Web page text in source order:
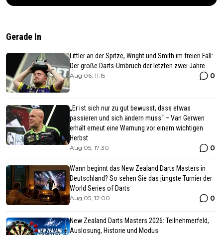
Gerade In
Littler an der Spitze, Wright und Smith im freien Fall:
Der große Darts-Umbruch der letzten zwei Jahre
Aug 06, 11:15 0
„Er ist sich nur zu gut bewusst, dass etwas
passieren und sich ändern muss“ – Van Gerwen
erhält erneut eine Warnung vor einem wichtigen
Herbst
Aug 05, 17:30 0
Wann beginnt das New Zealand Darts Masters in
Deutschland? So sehen Sie das jüngste Turnier der
World Series of Darts
Aug 05, 12:00 0
New Zealand Darts Masters 2026: Teilnehmerfeld,
Auslosung, Historie und Modus